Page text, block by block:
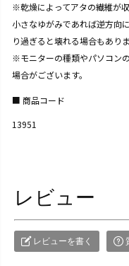
※乾燥によってアタの繊維が
小さなゆがみであれば逆方向
り過ぎると壊れる場合もあり
※モニターの種類やパソコン
場合がございます。
商品コード
13951
レビュー
レビューを書く